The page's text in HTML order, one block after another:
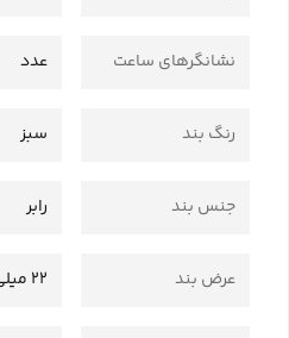
نشانگرهای ساعت عدد
رنگ بند سبز
جنس بند رابر
عرض بند 22 میلی متر